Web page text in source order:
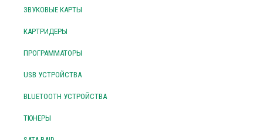
ЗВУКОВЫЕ КАРТЫ
КАРТРИДЕРЫ
ПРОГРАММАТОРЫ
USB УСТРОЙСТВА
BLUETOOTH УСТРОЙСТВА
ТЮНЕРЫ